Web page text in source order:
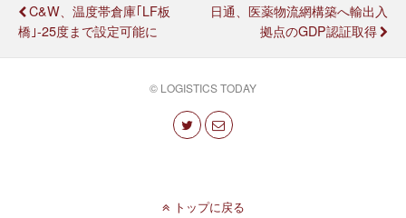
C&W、温度帯倉庫｢LF板
橋｣-25度まで設定可能に
日通、医薬物流網構築へ輸出入
拠点のGDP認証取得
© LOGISTICS TODAY
トップに戻る